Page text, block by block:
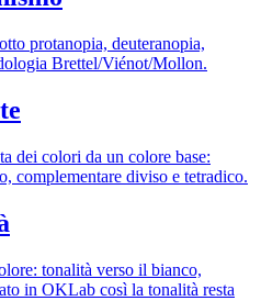
protanopia, deuteranopia,
Brettel/Viénot/Mollon.
dei colori da un colore base:
complementare diviso e tetradico.
tonalità verso il bianco,
in OKLab così la tonalità resta